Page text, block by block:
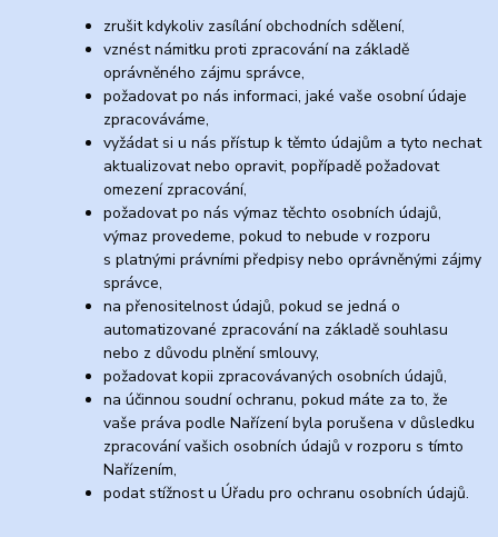
zrušit kdykoliv zasílání obchodních sdělení,
vznést námitku proti zpracování na základě
oprávněného zájmu správce,
požadovat po nás informaci, jaké vaše osobní údaje
zpracováváme,
vyžádat si u nás přístup k těmto údajům a tyto nechat
aktualizovat nebo opravit, popřípadě požadovat
omezení zpracování,
požadovat po nás výmaz těchto osobních údajů,
výmaz provedeme, pokud to nebude v rozporu
s platnými právními předpisy nebo oprávněnými zájmy
správce,
na přenositelnost údajů, pokud se jedná o
automatizované zpracování na základě souhlasu
nebo z důvodu plnění smlouvy,
požadovat kopii zpracovávaných osobních údajů,
na účinnou soudní ochranu, pokud máte za to, že
vaše práva podle Nařízení byla porušena v důsledku
zpracování vašich osobních údajů v rozporu s tímto
Nařízením,
podat stížnost u Úřadu pro ochranu osobních údajů.